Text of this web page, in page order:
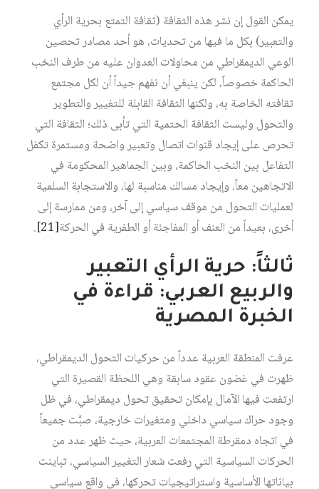
يمكن القول إن نشر هذه الثقافة (ثقافة التمتع بحرية الرأي
والتعبير) بكل ما فيها من تحديات، هو أحد مصادر تحصين
الوعي الديمقراطي من محاولات العدوان عليه من طرف النخب
الحاكمة خصوصاً، لكن ينبغي أن نفهم جيداً أن لكل مجتمع
ثقافته الخاصة به، ولكنها الثقافة القابلة للتغيير والتطوير
والتحول وليست الثقافة الحتمية التي تأبى ذلك؛ الثقافة التي
تحرص على إيجاد قنوات اتصال وتعبير واضحة ومستمرة تكفل
التفاعل بين النخب الحاكمة، وبين الجماهير المحكومة في
الاتجاهين معاً، وإيجاد مسالك مناسبة لها، والاستجابة السلمية
لعمليات التحول من موقف سياسي إلى آخر، ومن ممارسة إلى
أخرى، بعيداً من العنف أو المفاجئة أو الطفرية في الحركة‏[21]
.
ثالثاً: حرية الرأي التعبير
والربيع العربي: قراءة في
الخبرة المصرية
عرفت المنطقة العربية عدداً من حركيات التحول الديمقراطي،
ظهرت في غضون عقود سابقة وهي اللحظة القصيرة التي
ارتفعت فيها الآمال بإمكان تحقيق تحول ديمقراطي، في ظل
وجود حراك سياسي داخلي ومتغيرات خارجية، صبَّت جميعاً
في اتجاه دمقرطة المجتمعات العربية، حيث ظهر عدد من
الحركات السياسية التي رفعت شعار التغيير السياسي، تباينت
بياناتها الأساسية واستراتيجيات تحركها، في واقع سياسي